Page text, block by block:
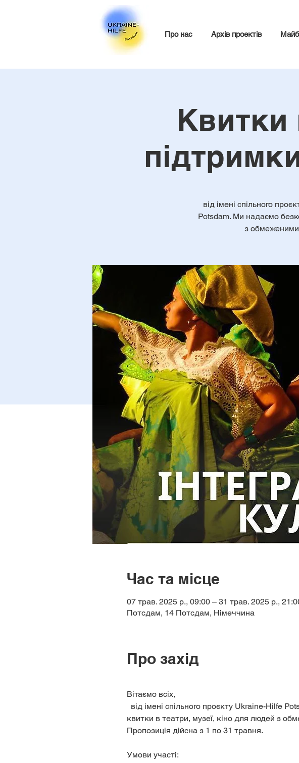
Про нас Архів проектів
Квитки
від імені спільного
Potsdam. Ми надаємо
з обмеженими
Час та місце
07 трав. 2025 р., 09:00 – 31 трав. 2025 р.,
Потсдам, 14 Потсдам, Німеччина
Про захід
Вітаємо всіх,
квитки в театри, музеї, кіно для людей з
Пропозиція дійсна з 1 по 31 травня.
Умови участі: